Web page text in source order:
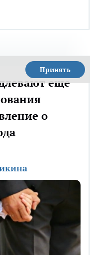
Принять
еще
о